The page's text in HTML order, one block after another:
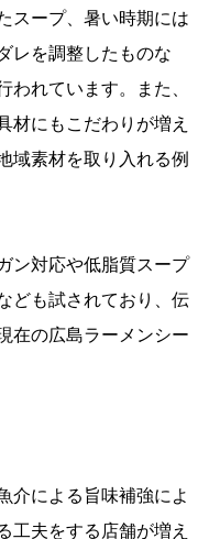
スープ、暑い時期には
レを調整したものな
われています。また、
材にもこだわりが増え
域素材を取り入れる例
ン対応や低脂質スープ
ども試されており、伝
在の広島ラーメンシー
介による旨味補強によ
工夫をする店舗が増え